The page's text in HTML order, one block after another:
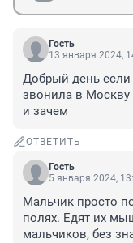
Гость
13 января 2024,
Добрый день
звонила в Москву
и зачем
ОТВЕТИТЬ
Гость
5 января 2024,
Мальчик просто
полях. Едят их
мальчиков, без